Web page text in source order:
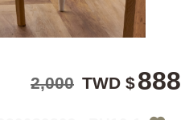
888
TWD $
2,000